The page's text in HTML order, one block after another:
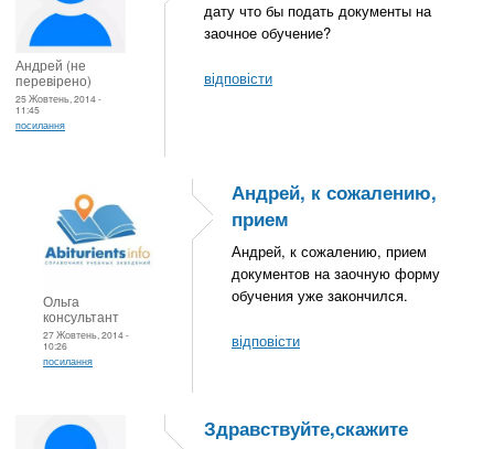
Андрей (не
перевірено)
25 Жовтень, 2014 -
11:45
посилання
дату что бы подать документы на
заочное обучение?
відповісти
Ольга
консультант
27 Жовтень, 2014 -
10:26
посилання
Андрей, к сожалению,
прием
Андрей, к сожалению, прием
документов на заочную форму
обучения уже закончился.
відповісти
Здравствуйте,скажите